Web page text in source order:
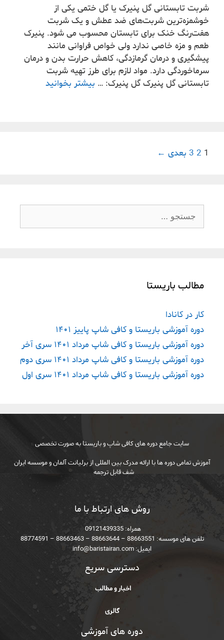
شربت تابستانی گل پنیرک یا گل ختمی یکی از
خوشمزه‌ترین شربت‌های ضد عطش و یک شربت
هفت‌رنگ خنک برای تابستان محسوب می شود. پنیرک
طعم و مزه خاصی ندارد ولی خواص فراوانی مانند
پیشگیری و درمان گرمازدگی، کاهش حرارت بدن و درمان
سرماخوردگی دارد. مواد لازم برای طرز تهیه شربت
تابستانی گل پنیرک گل پنیرک: … بیشتر بخوانید
1
2
3 بعدی ←
مطالب باریستا
کار در کانادا
دوره آموزشی باریستا و کافی شاپ پاییز ١۴٠١
دوره آموزشی باریستا و کافی شاپ مرداد ١۴٠١ سری آخر
دوره آموزشی باریستا و کافی شاپ مرداد ١۴٠١ سری دوم
دوره آموزشی باریستا و کافی شاپ مرداد ١۴٠١ سری اول
سایت جامع دوره های کافی شاپ و باریستا به صورت تخصصی
آموزش تمامی دوره ها با ارائه مدرک بین المللی از برلیانت آلمان و موسسه ایران
شف قابل ترجمه
روش های ارتباط با ما
همراه: ‎‪ 09121439335
تلفن های موسسه: 88663551 – 88663644 – 88663463 – 88774591
ایمیل: info@baristairan.com
دسترسی سریع
اخبار و مطالب
گالری
دوره های آموزشی